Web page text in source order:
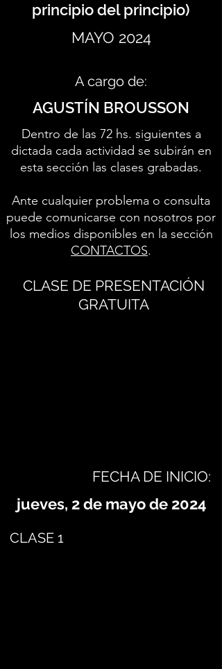
principio del principio)
MAYO 2024
A cargo de:
AGUSTÍN BROUSSON
Dentro de las 72 hs. siguientes a
dictada cada actividad se subirán en
esta sección las clases grabadas.
Ante cualquier problema o consulta
puede comunicarse con nosotros por
los medios disponibles en la sección
CONTACTOS.
CLASE DE PRESENTACIÓN
GRATUITA
FECHA DE INICIO:
jueves, 2 de mayo de 2024
CLASE 1